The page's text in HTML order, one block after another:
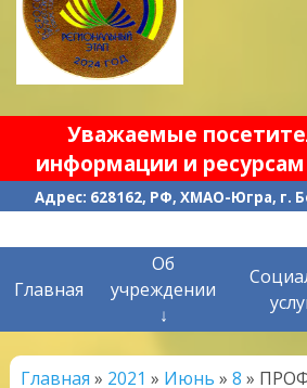
Уважаемые
информации и
Адрес: 628162, РФ, ХМАО-Югра, г.
Главная
Об
учреждении
↓
Главная » 2021 » Июнь » 8 »